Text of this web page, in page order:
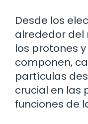
Desde los
alrededor del
los protones
componen,
partículas
crucial en las
funciones de